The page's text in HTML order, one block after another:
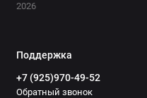
2026
Поддержка
+7 (925)970-49-52
Обратный звонок